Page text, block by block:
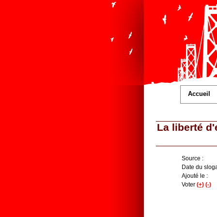
Accueil
La liberté
Source :
Date du
Ajouté le :
Voter (+) (-)